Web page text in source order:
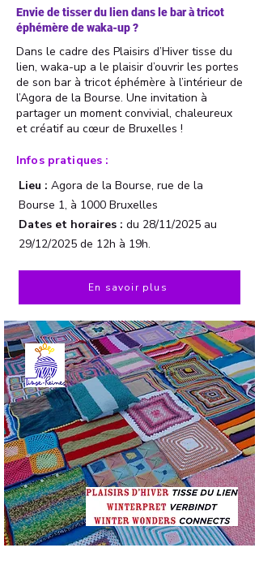
Envie de tisser du lien dans le bar à tricot
éphémère de waka-up ?
Dans le cadre des Plaisirs d’Hiver tisse du
lien, waka-up a le plaisir d’ouvrir les portes
de son bar à tricot éphémère à l’intérieur de
l’Agora de la Bourse. Une invitation à
partager un moment convivial, chaleureux
et créatif au cœur de Bruxelles !
Infos pratiques :
Lieu : Agora de la Bourse, rue de la
Bourse 1, à 1000 Bruxelles
Dates et horaires : du 28/11/2025 au
29/12/2025 de 12h à 19h.
En savoir plus